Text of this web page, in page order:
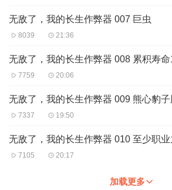
无敌了，我的长生作弊器 007 巨虫
8039 21:36
无敌了，我的长生作弊器 008 累积寿
7759 20:06
无敌了，我的长生作弊器 009 熊心豹子
7337 19:50
无敌了，我的长生作弊器 010 至少职业
7105 20:17
加载更多